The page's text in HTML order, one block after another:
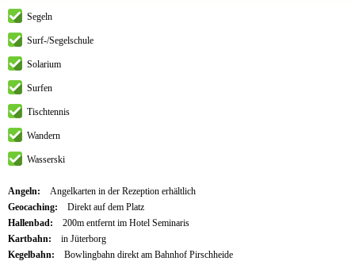
Segeln
Surf-/Segelschule
Solarium
Surfen
Tischtennis
Wandern
Wasserski
Angeln:
Angelkarten in der Rezeption erhältlich
Geocaching:
Direkt auf dem Platz
Hallenbad:
200m entfernt im Hotel Seminaris
Kartbahn:
in Jüterborg
Kegelbahn:
Bowlingbahn direkt am Bahnhof Pirschheide